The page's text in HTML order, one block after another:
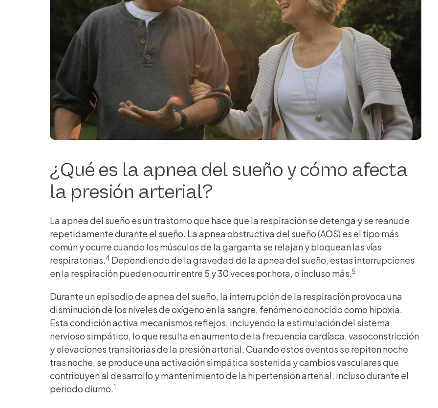
¿Qué es la apnea del sueño y cómo afecta
la presión arterial?
La apnea del sueño es un trastorno que hace que la respiración se detenga y se reanude
repetidamente durante el sueño. La apnea obstructiva del sueño (AOS) es el tipo más
común y ocurre cuando los músculos de la garganta se relajan y bloquean las vías
respiratorias.4 Dependiendo de la gravedad de la apnea del sueño, estas interrupciones
en la respiración pueden ocurrir entre 5 y 30 veces por hora, o incluso más.5
Durante un episodio de apnea del sueño, la interrupción de la respiración provoca una
disminución de los niveles de oxígeno en la sangre, fenómeno conocido como hipoxia.
Esta condición activa mecanismos reflejos, incluyendo la estimulación del sistema
nervioso simpático, lo que resulta en aumento de la frecuencia cardíaca, vasoconstricción
y elevaciones transitorias de la presión arterial. Cuando estos eventos se repiten noche
tras noche, se produce una activación simpática sostenida y cambios vasculares que
contribuyen al desarrollo y mantenimiento de la hipertensión arterial, incluso durante el
periodo diurno.1